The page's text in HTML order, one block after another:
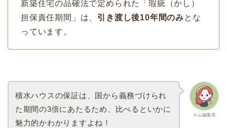
新築住宅の品確法で定められた「瑕疵（かし）
担保責任期間」は、 引き渡し後10年間のみとな
っています。
ルム編集長
積水ハウスの保証は、国から義務づけられ
た期間の3倍にあたるため、比べるといかに
魅力的かわかりますよね！